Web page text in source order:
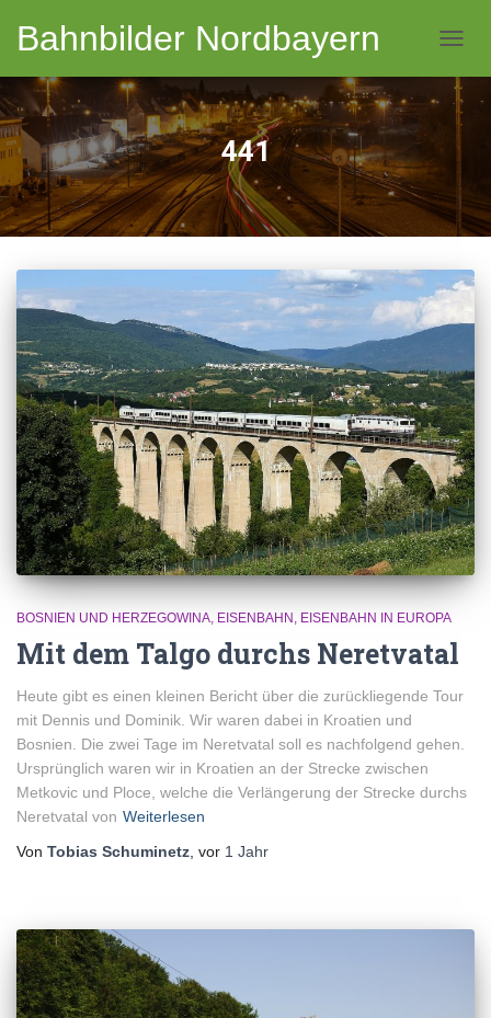
Bahnbilder Nordbayern
441
BOSNIEN UND HERZEGOWINA EISENBAHN EISENBAHN IN EUROPA
Mit dem Talgo durchs Neretvatal
Heute gibt es einen kleinen Bericht über die zurückliegende Tour
mit Dennis und Dominik. Wir waren dabei in Kroatien und
Bosnien. Die zwei Tage im Neretvatal soll es nachfolgend gehen.
Ursprünglich waren wir in Kroatien an der Strecke zwischen
Metkovic und Ploce, welche die Verlängerung der Strecke durchs
Neretvatal von Weiterlesen
Von Tobias Schuminetz , vor 1 Jahr